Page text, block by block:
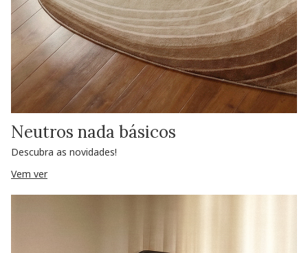
Neutros nada básicos
Descubra as novidades!
Vem ver